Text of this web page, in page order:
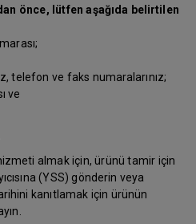
önce, lütfen aşağıda belirtilen
telefon ve faks numaralarınız;
ve
almak için, ürünü tamir için
(YSS) gönderin veya
kanıtlamak için ürünün